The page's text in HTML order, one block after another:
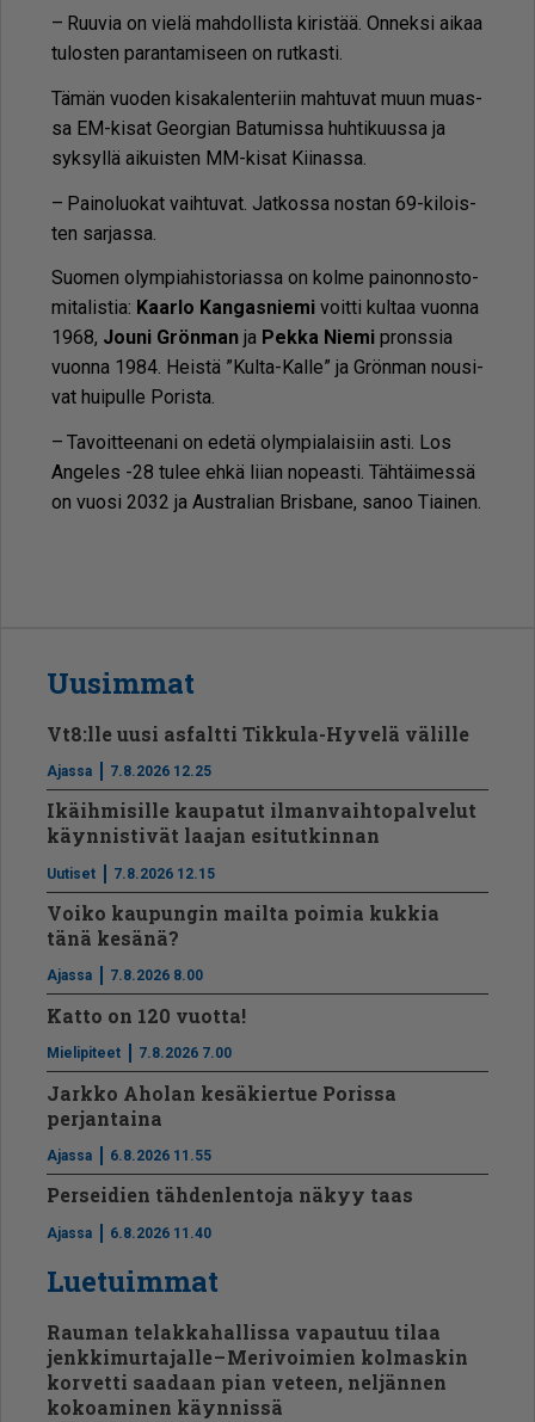
– Ruu­via on vie­lä mah­dol­lis­ta ki­ris­tää. On­nek­si ai­kaa
tu­los­ten pa­ran­ta­mi­seen on rut­kas­ti.
Tä­män vuo­den ki­sa­ka­len­te­riin mah­tu­vat muun mu­as­
sa EM-ki­sat Ge­or­gi­an Ba­tu­mis­sa huh­ti­kuus­sa ja
syk­syl­lä ai­kuis­ten MM-ki­sat Kii­nas­sa.
– Pai­no­luo­kat vaih­tu­vat. Jat­kos­sa nos­tan 69-ki­lois­
ten sar­jas­sa.
Suo­men olym­pi­a­his­to­ri­as­sa on kol­me pai­non­nos­to­
mi­ta­lis­tia: Kaar­lo Kan­gas­nie­mi voit­ti kul­taa vuon­na
1968, Jou­ni Grön­manja Pek­ka Nie­mi prons­sia
vuon­na 1984. Heis­tä ”Kul­ta-Kal­le” ja Grön­man nou­si­
vat hui­pul­le Po­ris­ta.
– Ta­voit­tee­na­ni on ede­tä olym­pi­a­lai­siin as­ti. Los
An­ge­les -28 tu­lee eh­kä lii­an no­pe­as­ti. Täh­täi­mes­sä
on vuo­si 2032 ja Aust­ra­li­an Bris­ba­ne, sa­noo Ti­ai­nen.
Uusimmat
Vt8:lle uusi asfaltti Tikkula-Hyvelä välille
Ajassa 7.8.2026 12.25
Ikäihmisille kaupatut ilmanvaihtopalvelut
käynnistivät laajan esitutkinnan
Uutiset 7.8.2026 12.15
Voiko kaupungin mailta poimia kukkia
tänä kesänä?
Ajassa 7.8.2026 8.00
Katto on 120 vuotta!
Mielipiteet 7.8.2026 7.00
Jarkko Aholan kesäkiertue Porissa
perjantaina
Ajassa 6.8.2026 11.55
Perseidien tähdenlentoja näkyy taas
Ajassa 6.8.2026 11.40
Luetuimmat
Rauman telakkahallissa vapautuu tilaa
jenkkimurtajalle – Merivoimien kolmaskin
korvetti saadaan pian veteen, neljännen
kokoaminen käynnissä